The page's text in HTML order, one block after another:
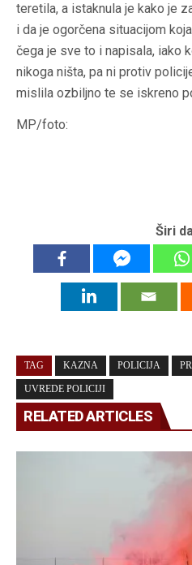
teretila, a istaknula je kako je
i da je ogorčena situacijom
čega je sve to i napisala, iako
nikoga ništa, pa ni protiv
mislila ozbiljno te se iskreno
MP/foto:
Širi
TAG KAZNA POLICIJA
UVREDE POLICIJI
RELATED ARTICLES